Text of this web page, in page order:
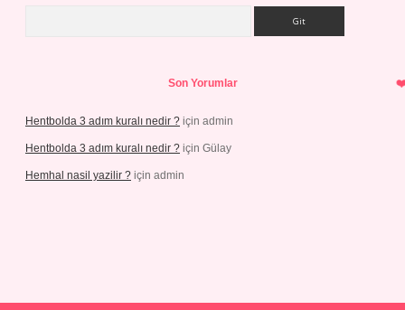
Son Yorumlar
Hentbolda 3 adım kuralı nedir ? için admin
Hentbolda 3 adım kuralı nedir ? için Gülay
Hemhal nasil yazilir ? için admin